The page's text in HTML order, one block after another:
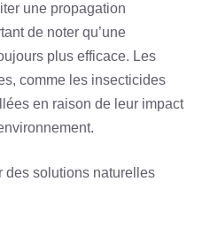
une propagation
de noter qu’une
plus efficace. Les
comme les insecticides
en raison de leur impact
des solutions naturelles